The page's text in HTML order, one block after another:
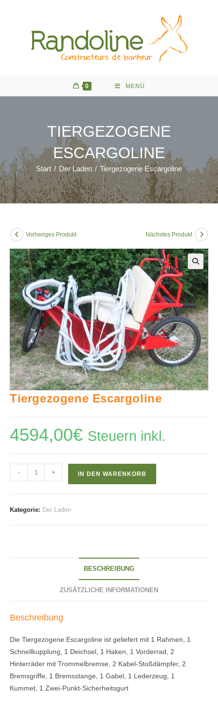
0 MENÜ
TIERGEZOGENE
ESCARGOLINE
Start / Der Laden / Tiergezogene Escargoline
Vorheriges Produkt Nächstes Produkt
🔍
Tiergezogene Escargoline
4594,00€ Steuern inkl.
Tiergezogene
Escargoline
- + IN DEN WARENKORB
Kategorie: Der Laden
BESCHREIBUNG
ZUSÄTZLICHE INFORMATIONEN
Beschreibung
Die Tiergezogene Escargoline ist geliefert mit 1 Rahmen, 1
Schnellkupplung, 1 Deichsel, 1 Haken, 1 Vorderrad, 2
Hinterräder mit Trommelbremse, 2 Kabel-Stoßdämpfer, 2
Bremsgriffe, 1 Bremsstange, 1 Gabel, 1 Lederzeug, 1
Kummet, 1 Zwei-Punkt-Sicherheitsgurt